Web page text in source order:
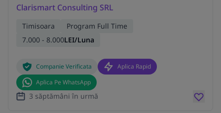
Clarismart Consulting SRL
Timisoara
Program Full Time
7.000 - 8.000LEI/Luna
Companie Verificata
Aplica Rapid
Aplica Pe WhatsApp
3 săptămâni în urmă